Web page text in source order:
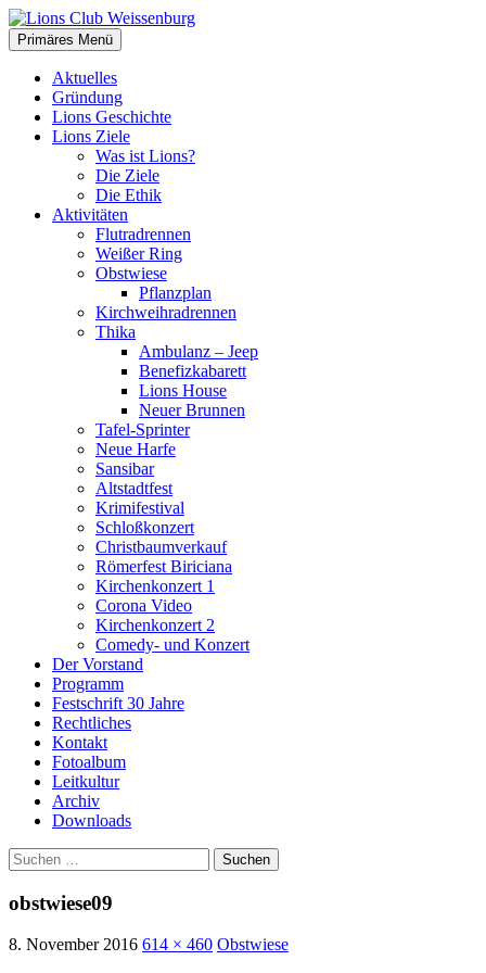
Zum
Inhalt
springen
Lions Club Weissenburg
Suchen
Primäres Menü
Aktuelles
Gründung
Lions Geschichte
Lions Ziele
Was ist Lions?
Die Ziele
Die Ethik
Aktivitäten
Flutradrennen
Weißer Ring
Obstwiese
Pflanzplan
Kirchweihradrennen
Thika
Ambulanz – Jeep
Benefizkabarett
Lions House
Neuer Brunnen
Tafel-Sprinter
Neue Harfe
Sansibar
Altstadtfest
Krimifestival
Schloßkonzert
Christbaumverkauf
Römerfest Biriciana
Kirchenkonzert 1
Corona Video
Kirchenkonzert 2
Comedy- und Konzert
Der Vorstand
Programm
Festschrift 30 Jahre
Rechtliches
Kontakt
Fotoalbum
Leitkultur
Archiv
Downloads
Suchen
nach:
obstwiese09
8. November 2016 614 × 460 Obstwiese